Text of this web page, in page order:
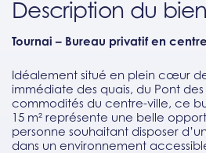
Description du bien
Tournai – Bureau privatif en
Idéalement situé en plein cœur
immédiate des quais, du Pont des
commodités du centre-ville, ce
15 m² représente une belle
personne souhaitant disposer
dans un environnement